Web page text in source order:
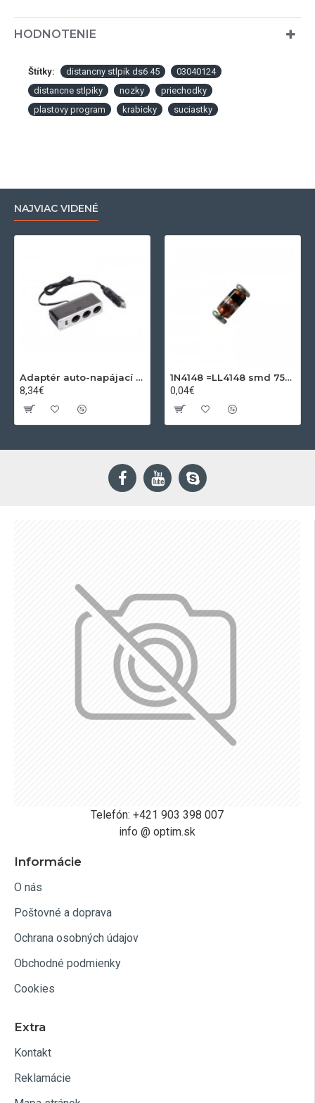
HODNOTENIE
Štítky: distancny stlpik ds6 45
03040124
distancne stlpiky
nozky
priechodky
plastovy program
krabicky suciastky
NAJVIAC VIDENÉ
Adaptér auto-napájací 1xkon./3x zdierka- 12/24V, USB 1000mA
8,34€
1N4148 =LL4148 smd 75V,0.15A SOD80C
0,04€
Telefón: +421 903 398 007
info @ optim.sk
Informácie
O nás
Poštovné a doprava
Ochrana osobných údajov
Obchodné podmienky
Cookies
Extra
Kontakt
Reklamácie